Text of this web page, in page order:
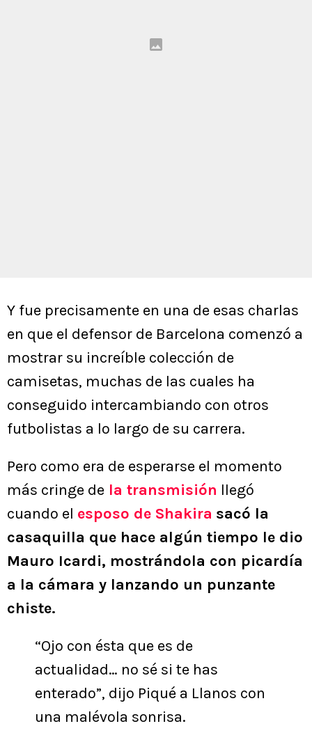
Y fue precisamente en una de esas charlas
en que el defensor de Barcelona comenzó a
mostrar su increíble colección de
camisetas, muchas de las cuales ha
conseguido intercambiando con otros
futbolistas a lo largo de su carrera.
Pero como era de esperarse el momento
más cringe de la transmisión llegó
cuando el esposo de Shakira sacó la
casaquilla que hace algún tiempo le dio
Mauro Icardi, mostrándola con picardía
a la cámara y lanzando un punzante
chiste.
“Ojo con ésta que es de
actualidad… no sé si te has
enterado”, dijo Piqué a Llanos con
una malévola sonrisa.